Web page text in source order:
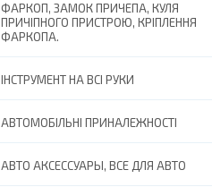
ФАРКОП, ЗАМОК ПРИЧЕПА, КУЛЯ
ПРИЧІПНОГО ПРИСТРОЮ, КРІПЛЕННЯ
ФАРКОПА.
ІНСТРУМЕНТ НА ВСІ РУКИ
АВТОМОБІЛЬНІ ПРИНАЛЕЖНОСТІ
АВТО АКСЕССУАРЫ, ВСЕ ДЛЯ АВТО